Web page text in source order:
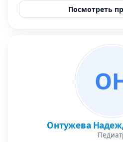
Посмотреть
Онтужева